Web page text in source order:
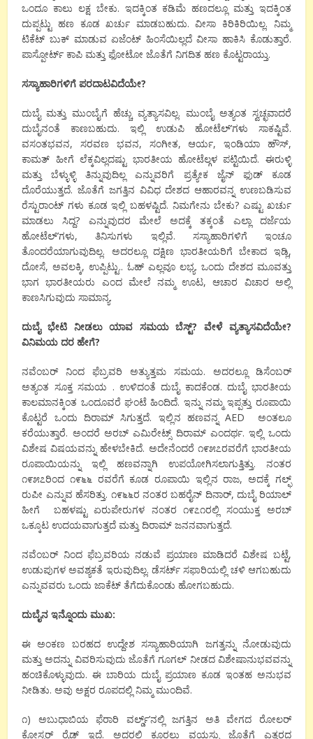
ಒಂದೂ ಕಾಲು ಲಕ್ಷ ಬೇಕು. ಇದಕ್ಕಿಂತ ಕಡಿಮೆ ಹಣದಲ್ಲೂ ಮತ್ತು ಇದಕ್ಕಿಂತ
ದುಪ್ಪಟ್ಟು ಹಣ ಕೂಡ ಖರ್ಚು ಮಾಡಬಹುದು. ವೀಸಾ ಕಿರಿಕಿರಿಯಿಲ್ಲ. ನಿಮ್ಮ
ಟಿಕೆಟ್ ಬುಕ್ ಮಾಡುವ ಏಜೆಂಟ್ ಹಿಂಸೆಯಿಲ್ಲದೆ ವೀಸಾ ಹಾಕಿಸಿ ಕೊಡುತ್ತಾರೆ.
ಪಾಸ್ಪೋರ್ಟ್ ಕಾಪಿ ಮತ್ತು ಫೋಟೋ ಜೊತೆಗೆ ನಿಗದಿತ ಹಣ ಕೊಟ್ಟರಾಯ್ತು.
ಸಸ್ಯಾಹಾರಿಗಳಿಗೆ ಪರದಾಟವಿದೆಯೇ?
ದುಬೈ ಮತ್ತು ಮುಂಬೈಗೆ ಹೆಚ್ಚು ವ್ಯತ್ಯಾಸವಿಲ್ಲ. ಮುಂಬೈ ಅತ್ಯಂತ ಸ್ವಚ್ಛವಾದರೆ
ದುಬೈನಂತೆ ಕಾಣಬಹುದು. ಇಲ್ಲಿ ಉಡುಪಿ ಹೋಟೆಲ್’ಗಳು ಸಾಕಷ್ಟಿವೆ.
ವಸಂತಭವನ, ಸರವಣ ಭವನ, ಸಂಗೀತ, ಆರ್ಯ, ಇಂಡಿಯಾ ಹೌಸ್,
ಕಾಮತ್ ಹೀಗೆ ಲೆಕ್ಕವಿಲ್ಲದಷ್ಟು ಭಾರತೀಯ ಹೋಟೆಲ್ಗಳ ಪಟ್ಟಿಯಿದೆ. ಈರುಳ್ಳಿ
ಮತ್ತು ಬೆಳ್ಳುಳ್ಳಿ ತಿನ್ನುವುದಿಲ್ಲ ಎನ್ನುವರಿಗೆ ಪ್ರತ್ಯೇಕ ಜೈನ್ ಫುಡ್ ಕೂಡ
ದೊರೆಯುತ್ತದೆ. ಜೊತೆಗೆ ಜಗತ್ತಿನ ವಿವಿಧ ದೇಶದ ಆಹಾರವನ್ನ ಉಣಬಡಿಸುವ
ರೆಸ್ಟುರಾಂಟ್ ಗಳು ಕೂಡ ಇಲ್ಲಿ ಬಹಳಷ್ಟಿದೆ. ನಿಮಗೇನು ಬೇಕು? ಎಷ್ಟು ಖರ್ಚು
ಮಾಡಲು ಸಿದ್ದ? ಎನ್ನುವುದರ ಮೇಲೆ ಅದಕ್ಕೆ ತಕ್ಕಂತೆ ಎಲ್ಲಾ ದರ್ಜೆಯ
ಹೋಟೆಲ್’ಗಳು, ತಿನಿಸುಗಳು ಇಲ್ಲಿವೆ. ಸಸ್ಯಾಹಾರಿಗಳಿಗೆ ಇಂಚೂ
ತೊಂದರೆಯಾಗುವುದಿಲ್ಲ. ಅದರಲ್ಲೂ ದಕ್ಷಿಣ ಭಾರತೀಯರಿಗೆ ಬೇಕಾದ ಇಡ್ಲಿ,
ದೋಸೆ, ಅವಲಕ್ಕಿ, ಉಪ್ಪಿಟ್ಟು.. ಓಹ್ ಎಲ್ಲವೂ ಲಭ್ಯ. ಒಂದು ದೇಶದ ಮೂವತ್ತು
ಭಾಗ ಭಾರತೀಯರು ಎಂದ ಮೇಲೆ ನಮ್ಮ ಊಟ, ಆಚಾರ ವಿಚಾರ ಅಲ್ಲಿ
ಕಾಣಸಿಗುವುದು ಸಾಮಾನ್ಯ.
ದುಬೈ ಭೇಟಿ ನೀಡಲು ಯಾವ ಸಮಯ ಬೆಸ್ಟ್?ವೇಳೆ ವ್ಯತ್ಯಾಸವಿದೆಯೇ?
ವಿನಿಮಯ ದರ ಹೇಗೆ?
ನವೆಂಬರ್ ನಿಂದ ಫೆಬ್ರವರಿ ಅತ್ಯುತ್ತಮ ಸಮಯ. ಅದರಲ್ಲೂ ಡಿಸೆಂಬರ್
ಅತ್ಯಂತ ಸೂಕ್ತ ಸಮಯ . ಉಳಿದಂತೆ ದುಬೈ ಕಾದಕೆಂಡ. ದುಬೈ ಭಾರತೀಯ
ಕಾಲಮಾನಕ್ಕಿಂತ ಒಂದೂವರೆ ಘಂಟೆ ಹಿಂದಿದೆ. ಇನ್ನು ನಮ್ಮ ಇಪ್ಪತ್ತು ರೂಪಾಯಿ
ಕೊಟ್ಟರೆ ಒಂದು ದಿರಾಮ್ ಸಿಗುತ್ತದೆ. ಇಲ್ಲಿನ ಹಣವನ್ನ AED ಅಂತಲೂ
ಕರೆಯುತ್ತಾರೆ. ಅಂದರೆ ಅರಬ್ ಎಮಿರೇಟ್ಸ್ ದಿರಾಮ್ ಎಂದರ್ಥ. ಇಲ್ಲಿ ಒಂದು
ವಿಶೇಷ ವಿಷಯವನ್ನು ಹೇಳಬೇಕಿದೆ. ಅದೇನೆಂದರೆ ೧೯೫೭ರವರೆಗೆ ಭಾರತೀಯ
ರೂಪಾಯಿಯನ್ನು ಇಲ್ಲಿ ಹಣವನ್ನಾಗಿ ಉಪಯೋಗಿಸಲಾಗುತ್ತಿತ್ತು. ನಂತರ
೧೯೫೭ರಿಂದ ೧೯೬೬ ರವರೆಗೆ ಕೂಡ ರೂಪಾಯಿ ಇಲ್ಲಿನ ರಾಜ, ಅದಕ್ಕೆ ಗಲ್ಫ್
ರುಪೀ ಎನ್ನುವ ಹೆಸರಿತ್ತು. ೧೯೬೬ರ ನಂತರ ಬಹರೈನ್ ದಿನಾರ್, ದುಬೈ ರಿಯಾಲ್
ಹೀಗೆ ಬಹಳಷ್ಟು ಏರುಪೇರುಗಳ ನಂತರ ೧೯೭೧ರಲ್ಲಿ ಸಂಯುಕ್ತ ಅರಬ್
ಒಕ್ಕೂಟ ಉದಯವಾಗುತ್ತದೆ ಮತ್ತು ದಿರಾಮ್ ಜನನವಾಗುತ್ತದೆ.
ನವೆಂಬರ್ ನಿಂದ ಫೆಬ್ರವರಿಯ ನಡುವೆ ಪ್ರಯಾಣ ಮಾಡಿದರೆ ವಿಶೇಷ ಬಟ್ಟೆ,
ಉಡುಪುಗಳ ಅವಶ್ಯಕತೆ ಇರುವುದಿಲ್ಲ. ಡೆಸರ್ಟ್ ಸಫಾರಿಯಲ್ಲಿ ಚಳಿ ಆಗಬಹುದು
ಎನ್ನುವವರು ಒಂದು ಜಾಕೆಟ್ ತೆಗೆದುಕೊಂಡು ಹೋಗಬಹುದು.
ದುಬೈನ ಇನ್ನೊಂದು ಮುಖ:
ಈ ಅಂಕಣ ಬರಹದ ಉದ್ದೇಶ ಸಸ್ಯಾಹಾರಿಯಾಗಿ ಜಗತ್ತನ್ನು ನೋಡುವುದು
ಮತ್ತು ಅದನ್ನು ವಿವರಿಸುವುದು ಜೊತೆಗೆ ಗೂಗಲ್ ನೀಡದ ವಿಶೇಷಾನುಭವವನ್ನು
ಹಂಚಿಕೊಳ್ಳುವುದು. ಈ ಬಾರಿಯ ದುಬೈ ಪ್ರಯಾಣ ಕೂಡ ಇಂತಹ ಅನುಭವ
ನೀಡಿತು. ಅವು ಅಕ್ಷರ ರೂಪದಲ್ಲಿ ನಿಮ್ಮ ಮುಂದಿವೆ.
೧) ಅಬುಧಾಬಿಯ ಫೆರಾರಿ ವರ್ಲ್ಡ್’ನಲ್ಲಿ ಜಗತ್ತಿನ ಅತಿ ವೇಗದ ರೋಲರ್
ಕೋಸ್ಟರ್ ರೈಡ್ ಇದೆ. ಅದರಲ್ಲಿ ಕೂರಲು ವಯಸ್ಸು ಜೊತೆಗೆ ಎತ್ತರದ